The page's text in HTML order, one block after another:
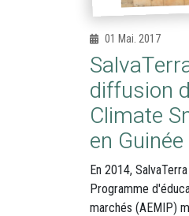
01 Mai. 2017
diffusion
Climate
en Guinée
En 2014,
Programme
marchés (AEMIP)